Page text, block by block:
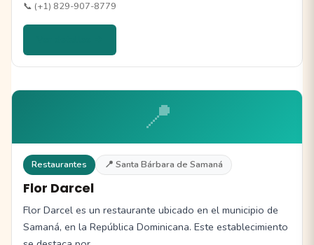
📞 (+1) 829-907-8779
📍
Restaurantes 📍 Santa Bárbara de Samaná
Flor Darcel
Flor Darcel es un restaurante ubicado en el municipio de
Samaná, en la República Dominicana. Este establecimiento